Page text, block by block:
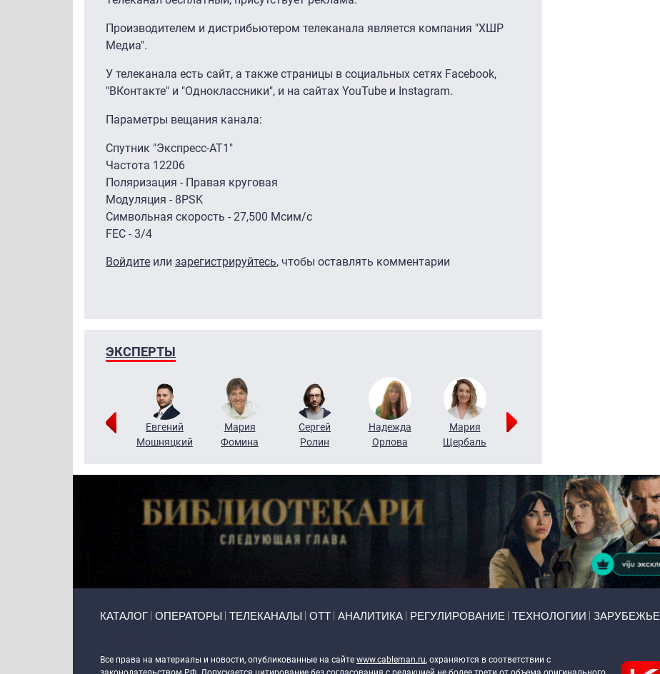
Производителем и дистрибьютером телеканала является компания "ХШР
Медиа".
У телеканала есть сайт, а также страницы в социальных сетях Facebook,
"ВКонтакте" и "Одноклассники", и на сайтах YouTube и Instagram.
Параметры вещания канала:
Спутник "Экспресс-АТ1"
Частота 12206
Поляризация - Правая круговая
Модуляция - 8PSK
Символьная скорость - 27,500 Мсим/с
FEC - 3/4
Войдите или зарегистрируйтесь, чтобы оставлять комментарии
ЭКСПЕРТЫ
Виктор
Евгений
Мошняцкий
Мария
Фомина
Сергей
Ролин
Надежда
Орлова
Мария
Щербаль
КАТАЛОГ ОПЕРАТОРЫ ТЕЛЕКАНАЛЫ ОТТ АНАЛИТИКА РЕГУЛИРОВАНИЕ ТЕХНОЛОГИИ ЗАРУБЕЖЬЕ
Все права на материалы и новости, опубликованные на сайте www.cableman.ru, охраняются в соответствии с